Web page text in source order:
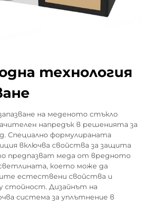
технология
на меденото стъкло
напредък в решенията за
Специално формулираната
включва свойства за защита
предпазват меда от вредното
което може да
естествени свойства и
стойност. Дизайнът на
система за уплътнение в